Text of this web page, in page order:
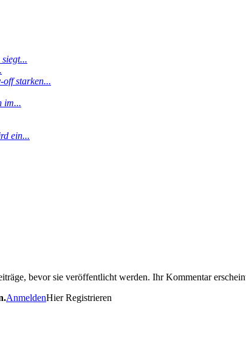
starken...
im...
ein...
bevor sie veröffentlicht werden. Ihr Kommentar
AnmeldenHier Registrieren